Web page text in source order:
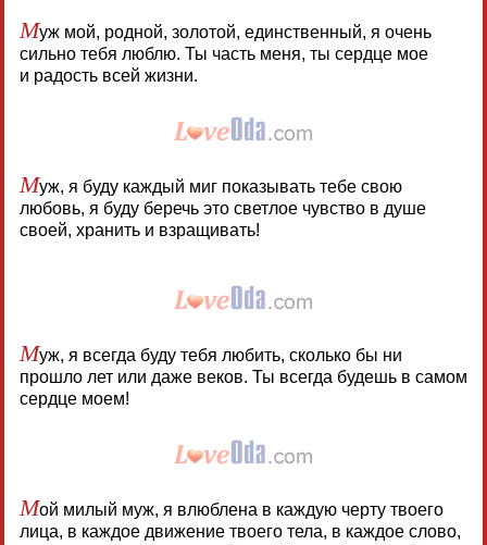
Муж мой, родной, золотой, единственный, я очень
сильно тебя люблю. Ты часть меня, ты сердце мое
и радость всей жизни.
Муж, я буду каждый миг показывать тебе свою
любовь, я буду беречь это светлое чувство в душе
своей, хранить и взращивать!
Муж, я всегда буду тебя любить, сколько бы ни
прошло лет или даже веков. Ты всегда будешь в самом
сердце моем!
Мой милый муж, я влюблена в каждую черту твоего
лица, в каждое движение твоего тела, в каждое слово,